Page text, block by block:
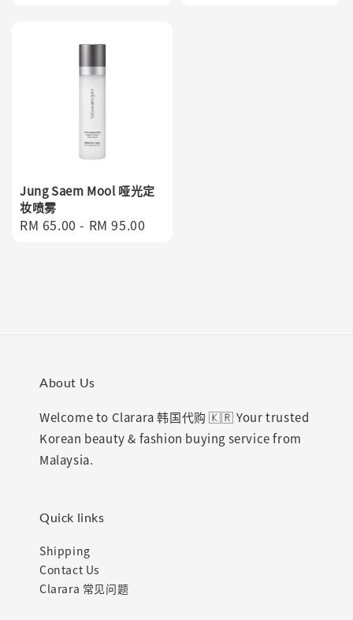
Jung Saem Mool 哑光定
妆喷雾
Regular
RM 65.00 - RM 95.00
About Us
Welcome to Clarara 韩国代购 🇰🇷 Your trusted
Korean beauty & fashion buying service from
Malaysia.
Quick links
Shipping
Contact Us
Clarara 常见问题